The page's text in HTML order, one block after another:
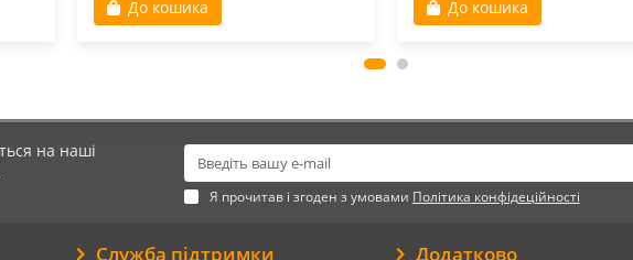
До кошика До кошика
на наші
Я прочитав і згоден з умовами Політика конфідеційності
Служба підтримки Додатково